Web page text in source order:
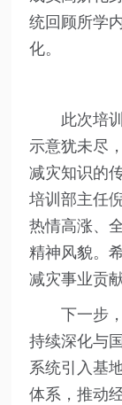
统回顾所学
化。
此次培
示意犹未尽
减灾知识的
培训部主任
热情高涨、
精神风貌。
减灾事业贡
下一步
持续深化与
系统引入基
体系，推动